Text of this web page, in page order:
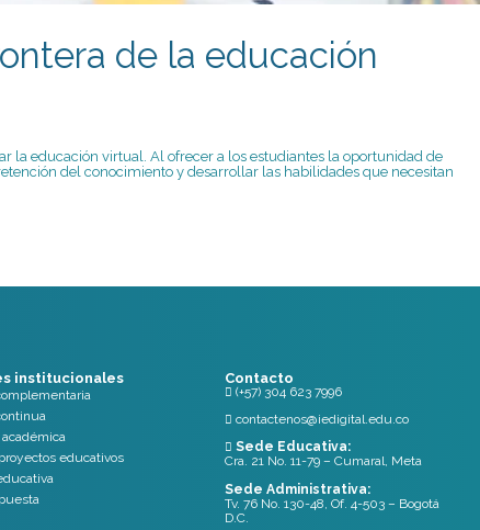
de la educación
la educación virtual. Al ofrecer a los estudiantes la oportunidad de
del conocimiento y desarrollar las habilidades que necesitan
institucionales
académica
educativos
Contacto
 (+57) 304 623 7996
 contactenos@iedigital.edu.co
 Sede Educativa:
Cra. 21 No. 11-79 – Cumaral, Meta
Sede Administrativa:
Tv. 76 No. 130-48, Of. 4-503 – Bogotá
D.C.